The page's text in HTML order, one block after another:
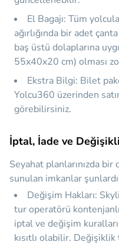
El Bagajı: Tüm
ağırlığında bir adet
baş üstü dolaplarına
55x40x20 cm) olması
Ekstra Bilgi: Bilet
Yolcu360 üzerinden
görebilirsiniz.
İptal, İade ve
Seyahat planlarınızda
sunulan imkanlar
Değişim Hakları:
tur operatörü
iptal ve değişim
kısıtlı olabilir.